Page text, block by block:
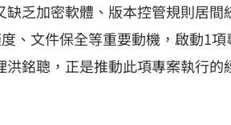
乏加密軟體、版本控管規則居
、文件保全等重要動機，啟動1
銘聰，正是推動此項專案執行